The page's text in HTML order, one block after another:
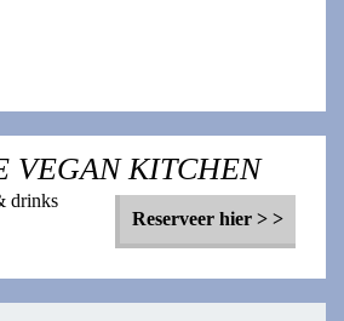
VEGAN KITCHEN
drinks
Reserveer hier > >